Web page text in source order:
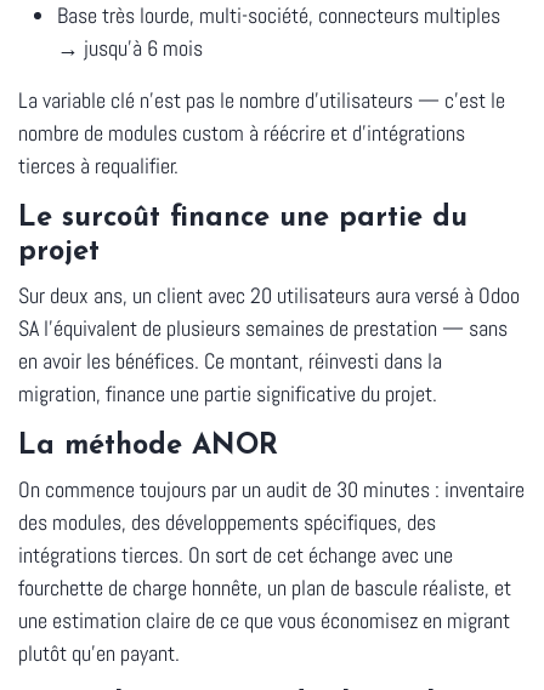
Base très lourde, multi-société, connecteurs multiples
→ jusqu'à 6 mois
La variable clé n'est pas le nombre d'utilisateurs — c'est le
nombre de modules custom à réécrire et d'intégrations
tierces à requalifier.
Le surcoût finance une partie du
projet
Sur deux ans, un client avec 20 utilisateurs aura versé à Odoo
SA l'équivalent de plusieurs semaines de prestation — sans
en avoir les bénéfices. Ce montant, réinvesti dans la
migration, finance une partie significative du projet.
La méthode ANOR
On commence toujours par un audit de 30 minutes : inventaire
des modules, des développements spécifiques, des
intégrations tierces. On sort de cet échange avec une
fourchette de charge honnête, un plan de bascule réaliste, et
une estimation claire de ce que vous économisez en migrant
plutôt qu'en payant.